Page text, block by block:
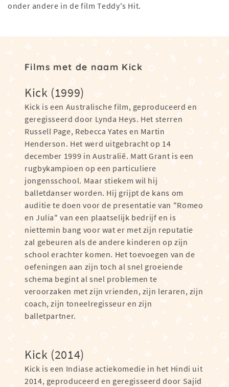
onder andere in de film Teddy's Hit.
Films met de naam Kick
Kick (1999)
Kick is een Australische film, geproduceerd en
geregisseerd door Lynda Heys. Het sterren
Russell Page, Rebecca Yates en Martin
Henderson. Het werd uitgebracht op 14
december 1999 in Australië. Matt Grant is een
rugbykampioen op een particuliere
jongensschool. Maar stiekem wil hij
balletdanser worden. Hij grijpt de kans om
auditie te doen voor de presentatie van "Romeo
en Julia" van een plaatselijk bedrijf en is
niettemin bang voor wat er met zijn reputatie
zal gebeuren als de andere kinderen op zijn
school erachter komen. Het toevoegen van de
oefeningen aan zijn toch al snel groeiende
schema begint al snel problemen te
veroorzaken met zijn vrienden, zijn leraren, zijn
coach, zijn toneelregisseur en zijn
balletpartner.
Kick (2014)
Kick is een Indiase actiekomedie in het Hindi uit
2014, geproduceerd en geregisseerd door Sajid